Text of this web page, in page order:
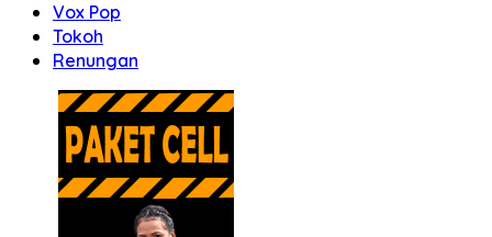
Vox Pop
Tokoh
Renungan